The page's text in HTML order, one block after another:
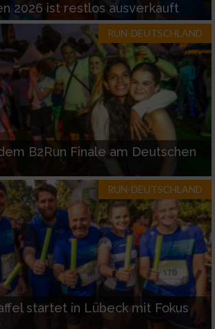
2026 ist restlos ausverkauft
RUN-DEUTSCHLAND
B2Run Finale am Deutschen
RUN-DEUTSCHLAND
startet in Lübeck mit Fokus